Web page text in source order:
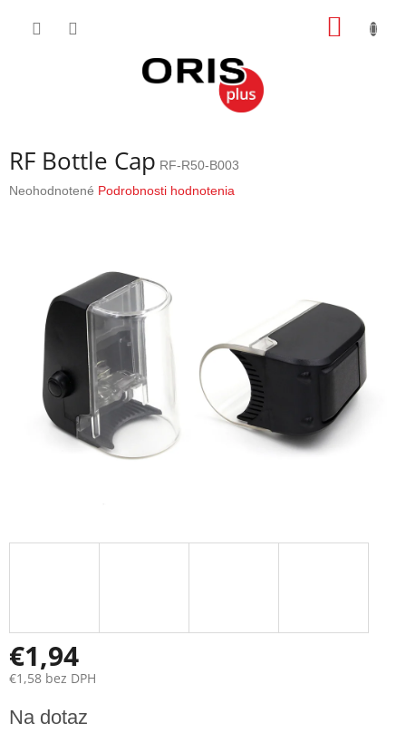
RF Bottle Cap RF-R50-B003
Priemerné
hviezdičiek.
Neohodnotené Podrobnosti hodnotenia
€1,94
€1,58 bez DPH
cena:
Na dotaz